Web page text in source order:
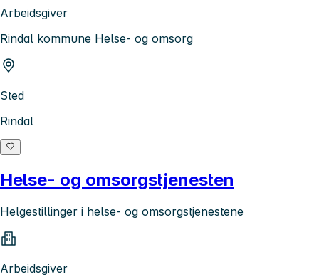
Arbeidsgiver
Rindal kommune Helse- og omsorg
Sted
Rindal
Helse- og omsorgstjenesten
Helgestillinger i helse- og omsorgstjenestene
Arbeidsgiver